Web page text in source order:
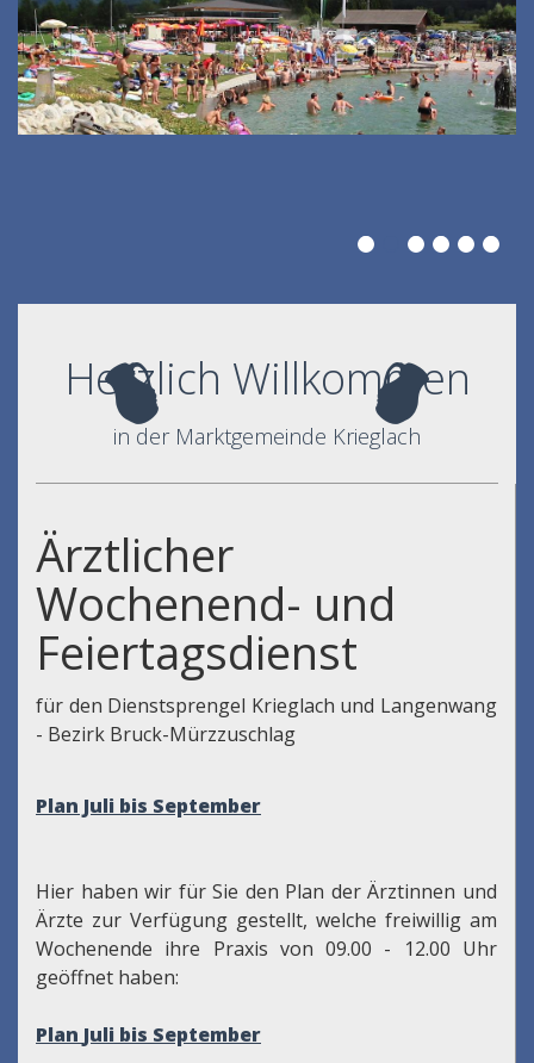
Herzlich Willkommen
in der Marktgemeinde Krieglach
Ärztlicher
Wochenend- und
Feiertagsdienst
für den Dienstsprengel Krieglach und Langenwang
- Bezirk Bruck-Mürzzuschlag
Plan Juli bis September
Hier haben wir für Sie den Plan der Ärztinnen und
Ärzte zur Verfügung gestellt, welche freiwillig am
Wochenende ihre Praxis von 09.00 - 12.00 Uhr
geöffnet haben:
Plan Juli bis September